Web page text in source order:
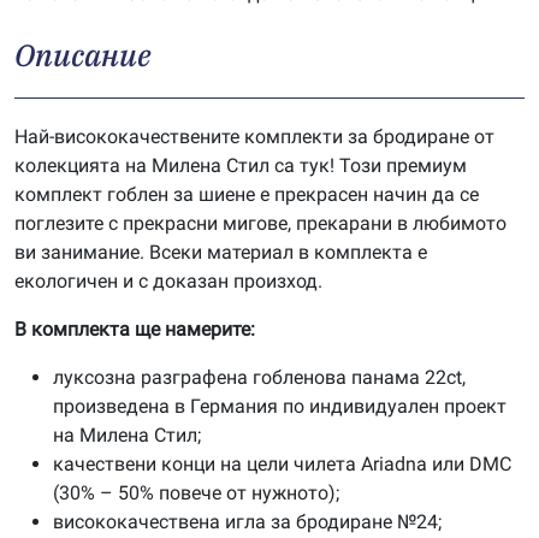
Описание
Най-висококачествените комплекти за бродиране от
колекцията на Милена Стил са тук! Този премиум
комплект гоблен за шиене е прекрасен начин да се
поглезите с прекрасни мигове, прекарани в любимото
ви занимание. Всеки материал в комплекта е
екологичен и с доказан произход.
В комплекта ще намерите:
луксозна разграфена гобленова панама 22ct,
произведена в Германия по индивидуален проект
на Милена Стил;
качествени конци на цели чилета Ariadna или DMC
(30% – 50% повече от нужното);
висококачествена игла за бродиране №24;